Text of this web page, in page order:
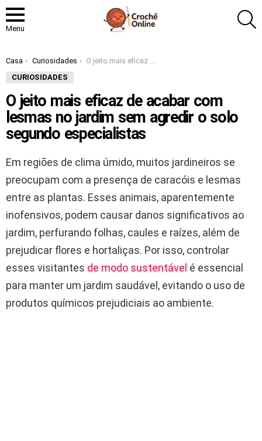
Menu
Você está aqui:
Casa Curiosidades
O jeito mais eficaz de acabar com lesmas no jardim sem agredir o solo segundo especialistas
CURIOSIDADES
O jeito mais eficaz de acabar com
lesmas no jardim sem agredir o solo
segundo especialistas
Em regiões de clima úmido, muitos jardineiros se
preocupam com a presença de caracóis e lesmas
entre as plantas. Esses animais, aparentemente
inofensivos, podem causar danos significativos ao
jardim, perfurando folhas, caules e raízes, além de
prejudicar flores e hortaliças. Por isso, controlar
esses visitantes de modo sustentável é essencial
para manter um jardim saudável, evitando o uso de
produtos químicos prejudiciais ao ambiente.